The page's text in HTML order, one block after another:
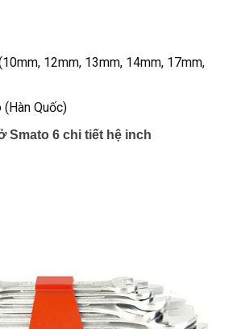
12mm, 13mm, 14mm, 17mm,
(Hàn Quốc)
Smato 6 chi tiết hệ inch